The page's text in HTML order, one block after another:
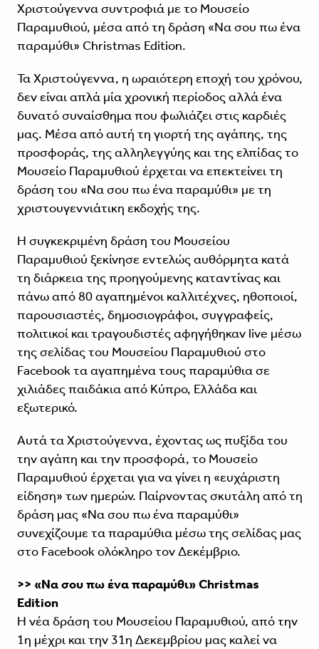
Χριστούγεννα συντροφιά με το Μουσείο
Παραμυθιού, μέσα από τη δράση «Να σου πω ένα
παραμύθι» Christmas Edition.
Τα Χριστούγεννα, η ωραιότερη εποχή του χρόνου,
δεν είναι απλά μία χρονική περίοδος αλλά ένα
δυνατό συναίσθημα που φωλιάζει στις καρδιές
μας. Μέσα από αυτή τη γιορτή της αγάπης, της
προσφοράς, της αλληλεγγύης και της ελπίδας το
Μουσείο Παραμυθιού έρχεται να επεκτείνει τη
δράση του «Να σου πω ένα παραμύθι» με τη
χριστουγεννιάτικη εκδοχής της.
Η συγκεκριμένη δράση του Μουσείου
Παραμυθιού ξεκίνησε εντελώς αυθόρμητα κατά
τη διάρκεια της προηγούμενης καταντίνας και
πάνω από 80 αγαπημένοι καλλιτέχνες, ηθοποιοί,
παρουσιαστές, δημοσιογράφοι, συγγραφείς,
πολιτικοί και τραγουδιστές αφηγήθηκαν live μέσω
της σελίδας του Μουσείου Παραμυθιού στο
Facebook τα αγαπημένα τους παραμύθια σε
χιλιάδες παιδάκια από Κύπρο, Ελλάδα και
εξωτερικό.
Αυτά τα Χριστούγεννα, έχοντας ως πυξίδα του
την αγάπη και την προσφορά, το Μουσείο
Παραμυθιού έρχεται για να γίνει η «ευχάριστη
είδηση» των ημερών. Παίρνοντας σκυτάλη από τη
δράση μας «Να σου πω ένα παραμύθι»
συνεχίζουμε τα παραμύθια μέσω της σελίδας μας
στο Facebook ολόκληρο τον Δεκέμβριο.
>> «Να σου πω ένα παραμύθι» Christmas
Edition
Η νέα δράση του Μουσείου Παραμυθιού, από την
1η μέχρι και την 31η Δεκεμβρίου μας καλεί να